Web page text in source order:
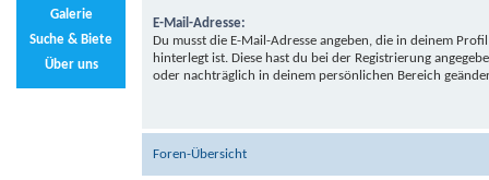
Galerie
Suche & Biete
Über uns
E-Mail-Adresse:
Du musst die E-Mail-Adresse angeben, die in deinem Profil
hinterlegt ist. Diese hast du bei der Registrierung
oder nachträglich in deinem persönlichen Bereich
Foren-Übersicht